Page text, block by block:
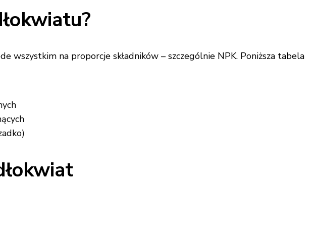
wszystkim na proporcje składników – szczególnie NPK. Poniższa tabela